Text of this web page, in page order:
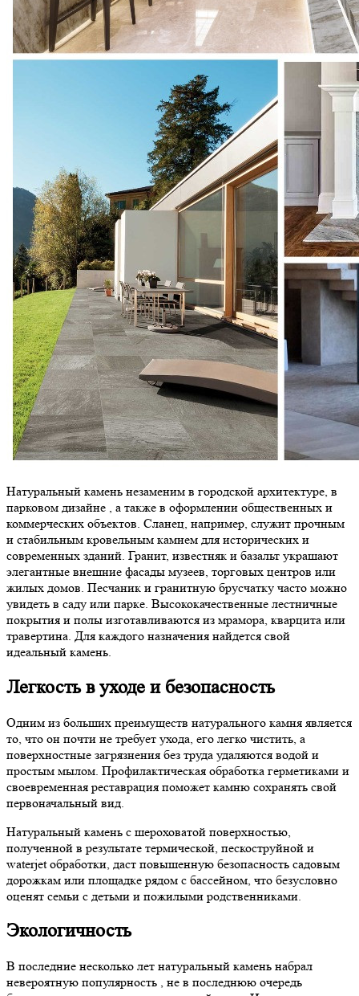
Натуральный камень незаменим в городской архитектуре, в
парковом дизайне , а также в оформлении общественных и
коммерческих объектов. Сланец, например, служит прочным
и стабильным кровельным камнем для исторических и
современных зданий. Гранит, известняк и базальт украшают
элегантные внешние фасады музеев, торговых центров или
жилых домов. Песчаник и гранитную брусчатку часто можно
увидеть в саду или парке. Высококачественные лестничные
покрытия и полы изготавливаются из мрамора, кварцита или
травертина. Для каждого назначения найдется свой
идеальный камень.
Легкость в уходе и безопасность
Одним из больших преимуществ натурального камня является
то, что он почти не требует ухода, его легко чистить, а
поверхностные загрязнения без труда удаляются водой и
простым мылом. Профилактическая обработка герметиками и
своевременная реставрация поможет камню сохранять свой
первоначальный вид.
Натуральный камень с шероховатой поверхностью,
полученной в результате термической, пескоструйной и
waterjetобработки, даст повышенную безопасность садовым
дорожкам или площадке рядом с бассейном, что безусловно
оценят семьи с детьми и пожилыми родственниками.
Экологичность
В последние несколько лет натуральный камень набрал
невероятную популярность , не в последнюю очередь